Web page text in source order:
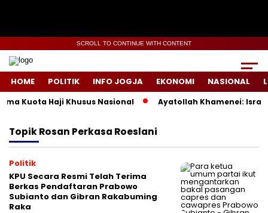
SCROLL TO CONTINUE WITH CONTENT
HOME POLITIK INFO JOGJA EKONOMI NASIONAL
Kuota Haji Khusus Nasional Ayatollah Khamenei:
TopikRosan Perkasa Roeslani
Politik
KPU Secara Resmi Telah Terima
Berkas Pendaftaran Prabowo
Subianto dan Gibran Rakabuming
Raka